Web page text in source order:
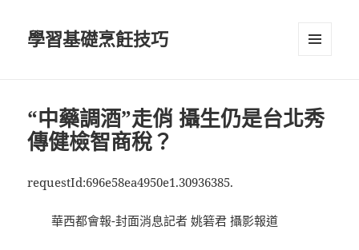
學習基礎烹飪技巧
“中藥調酒”走俏 攝生仍是台北秀
傳健檢智商稅？
requestId:696e58ea4950e1.30936385.
華西都會報-封面消息記者 姚箬君 攝影報道